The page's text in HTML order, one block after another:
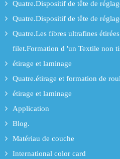
Quatre.Dispositif de tête de
Quatre.Dispositif de tête de
Quatre.Les fibres ultrafines
filet.Formation d 'un Textile non
étirage et laminage
Quatre.étirage et formation de
étirage et laminage
Application
Blog.
Matériau de couche
International color card